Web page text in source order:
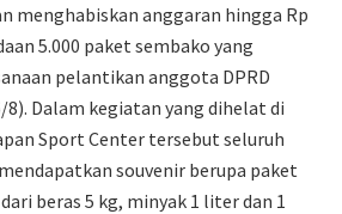
menghabiskan anggaran hingga Rp
5.000 paket sembako yang
pelantikan anggota DPRD
8). Dalam kegiatan yang dihelat di
Sport Center tersebut seluruh
souvenir berupa paket
beras 5 kg, minyak 1 liter dan 1